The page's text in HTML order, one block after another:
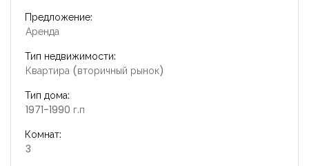
Предложение:
Аренда
Тип недвижимости:
Квартира (вторичный рынок)
Тип дома:
1971-1990 г.п
Комнат:
3